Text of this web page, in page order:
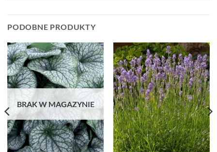
PODOBNE PRODUKTY
BRAK W MAGAZYNIE